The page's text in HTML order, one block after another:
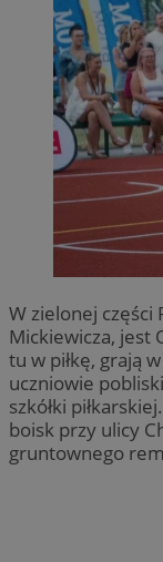
W zielonej części
Mickiewicza, jest
tu w piłkę, grają
uczniowie
szkółki
boisk przy ulicy
gruntownego